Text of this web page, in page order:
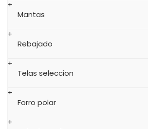
Mantas
Rebajado
Telas seleccion
Forro polar